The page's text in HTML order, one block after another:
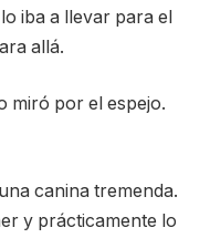
iba a llevar para el
allá.
miró por el espejo.
canina tremenda.
y prácticamente lo